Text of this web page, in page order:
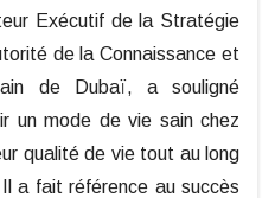
Exécutif de la Stratégie
de la Connaissance et
de Dubaï, a souligné
un mode de vie sain chez
qualité de vie tout au long
a fait référence au succès